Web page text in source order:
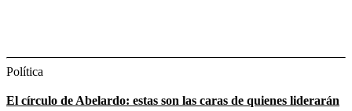
Política
El círculo de Abelardo: estas son las caras de quienes liderarán